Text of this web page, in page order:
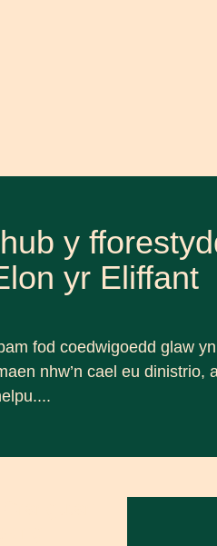
y
yr Eliffant
fod coedwigoedd glaw yn
nhw’n cael eu dinistrio,